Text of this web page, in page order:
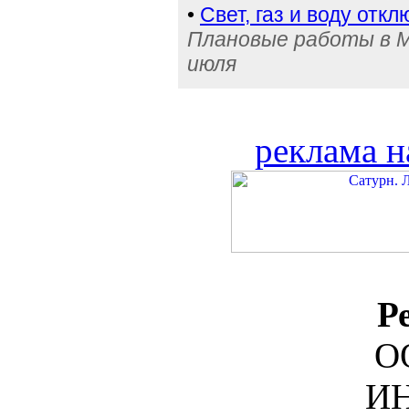
• Свет, газ и воду
Плановые работы в
июля
реклама